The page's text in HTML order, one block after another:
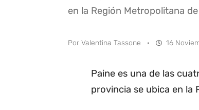
en la Región Metropolitana
Por Valentina Tassone · 16
Paine es una de las
provincia se ubica en la